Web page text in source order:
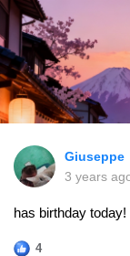
Giuseppe
3 years
has birthday today!
4